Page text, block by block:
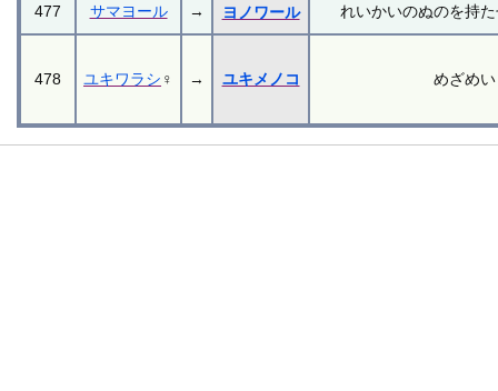
477 サマヨール → ヨノワール れいかいのぬのを持
478 ユキワラシ ♀ → ユキメノコ めざめ